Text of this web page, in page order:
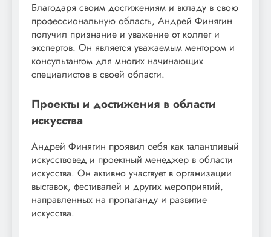
Благодаря своим достижениям и вкладу в свою
профессиональную область, Андрей Финягин
получил признание и уважение от коллег и
экспертов. Он является уважаемым ментором и
консультантом для многих начинающих
специалистов в своей области.
Проекты и достижения в области
искусства
Андрей Финягин проявил себя как талантливый
искусствовед и проектный менеджер в области
искусства. Он активно участвует в организации
выставок, фестивалей и других мероприятий,
направленных на пропаганду и развитие
искусства.